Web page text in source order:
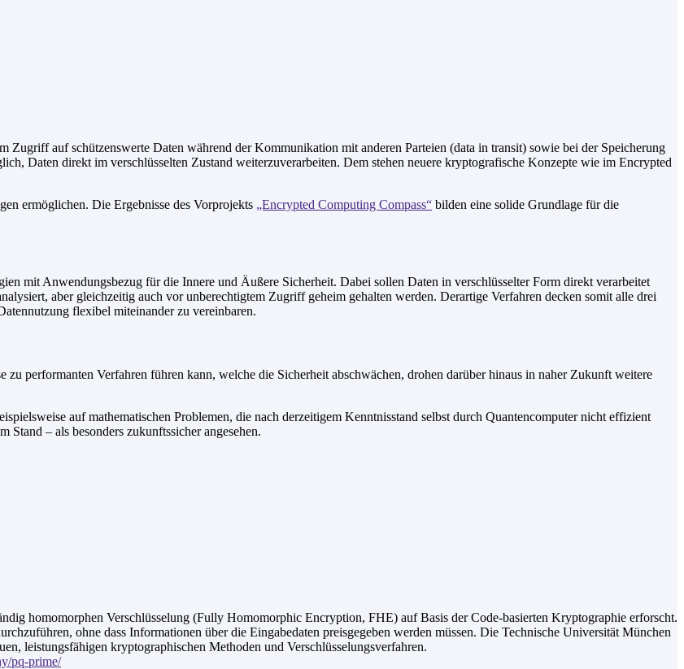
auf schützenswerte Daten während der Kommunikation mit anderen Parteien (data in transit) sowie bei der Speicherung
Daten direkt im verschlüsselten Zustand weiterzuverarbeiten. Dem stehen neuere kryptografische Konzepte wie im Encrypted
ermöglichen. Die Ergebnisse des Vorprojekts „Encrypted Computing Compass“ bilden eine solide Grundlage für die
mit Anwendungsbezug für die Innere und Äußere Sicherheit. Dabei sollen Daten in verschlüsselter Form direkt verarbeitet
aber gleichzeitig auch vor unberechtigtem Zugriff geheim gehalten werden. Derartige Verfahren decken somit alle drei
flexibel miteinander zu vereinbaren.
performanten Verfahren führen kann, welche die Sicherheit abschwächen, drohen darüber hinaus in naher Zukunft weitere
auf mathematischen Problemen, die nach derzeitigem Kenntnisstand selbst durch Quantencomputer nicht effizient
Stand – als besonders zukunftssicher angesehen.
homomorphen Verschlüsselung (Fully Homomorphic Encryption, FHE) auf Basis der Code-basierten Kryptographie erforscht.
ohne dass Informationen über die Eingabedaten preisgegeben werden müssen. Die Technische Universität München
leistungsfähigen kryptographischen Methoden und Verschlüsselungsverfahren.
pq-prime/